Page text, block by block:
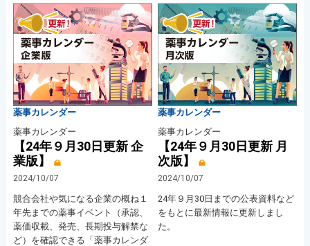
薬事カレンダー
薬事カレンダー
【24年９月30日更新 企
業版】
2024/10/07
競合会社や気になる企業の概ね１
年先までの薬事イベント（承認、
薬価収載、発売、長期投与解禁な
ど）を確認できる「薬事カレンダ
薬事カレンダー
薬事カレンダー
【24年９月30日更新 月
次版】
2024/10/07
24年９月30日までの公表資料など
をもとに最新情報に更新しまし
た。